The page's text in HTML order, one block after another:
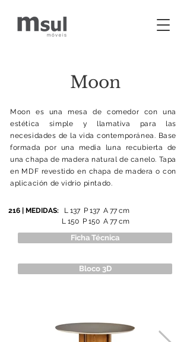
Moon
Moon es una mesa de comedor con una
estética simple y llamativa para las
necesidades de la vida contemporánea. Base
formada por una media luna recubierta de
una chapa de madera natural de canelo. Tapa
en MDF revestido en chapa de madera o con
aplicación de vidrio pintado.
216 | MEDIDAS: L 137 P 137 A 77 cm
L 150 P 150 A 77 cm
Ficha Técnica
Bloco 3D